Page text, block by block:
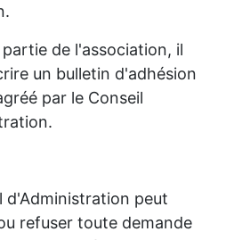
de l'association, il
un bulletin d'adhésion
par le Conseil
d'Administration peut
refuser toute demande